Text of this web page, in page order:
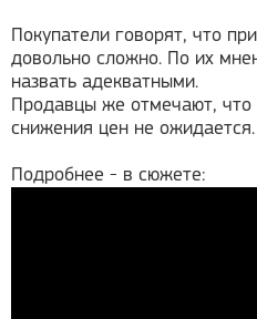
Покупатели говорят, что
довольно сложно. По их
назвать адекватными.
Продавцы же отмечают,
снижения цен не ожидается.
Подробнее - в сюжете: